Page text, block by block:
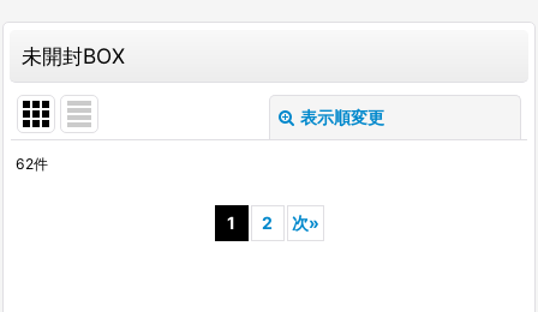
未開封BOX
表示順変更
62件
1 2 次»